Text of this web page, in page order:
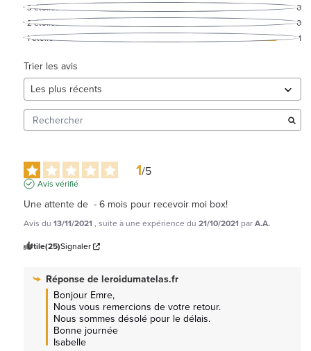
3étoiles
0
2étoiles
0
1étoile 1
Trier les avis
1/5
Avis vérifié
Une attente de  - 6 mois pour recevoir moi box!
Avis du 13/11/2021 , suite à une expérience du 21/10/2021 parA.A.
Utile(25)Signaler
Réponse de leroidumatelas.fr
Bonjour Emre,
Nous vous remercions de votre retour.
Nous sommes désolé pour le délais.
Bonne journée
Isabelle